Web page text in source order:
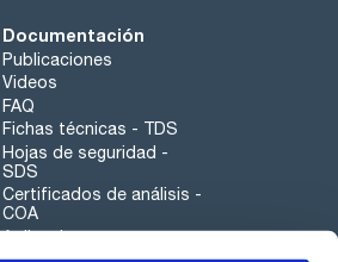
Documentación
Publicaciones
Videos
FAQ
Fichas técnicas - TDS
Hojas de seguridad -
SDS
Certificados de análisis -
COA
Aplicaciones